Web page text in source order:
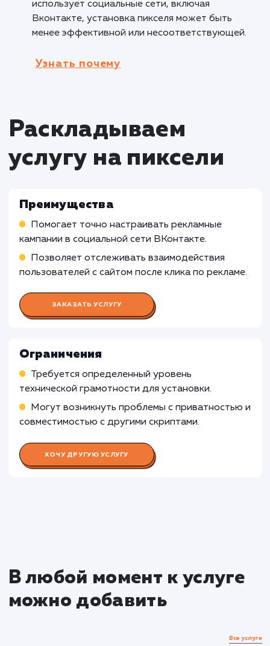
медийным компаниям анализировать поведение
пользователей, оценивать эффективность
оптимизировать свои рекламные кампании для
Маркетинговые агентства
Кому не подходит данный
деятельности в оффлайн-режиме,
пикселя Вконтакте может быть менее
поскольку она ориентирована на онлайн-
маркетинг и рекламу.
Компании без активной присутствия в
социальных сетях : Если компания не
использует социальные сети, включая
менее эффективной или
Узнать почему
Раскладываем
Помогает точно настраивать рекламные
кампании в социальной сети ВКонтакте.
Позволяет отслеживать взаимодействия